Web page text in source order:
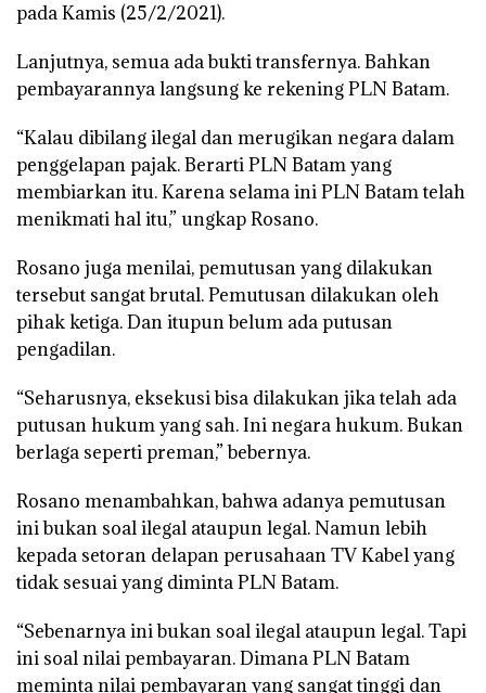
pada Kamis (25/2/2021).
Lanjutnya, semua ada bukti transfernya. Bahkan
pembayarannya langsung ke rekening PLN Batam.
“Kalau dibilang ilegal dan merugikan negara dalam
penggelapan pajak. Berarti PLN Batam yang
membiarkan itu. Karena selama ini PLN Batam telah
menikmati hal itu,” ungkap Rosano.
Rosano juga menilai, pemutusan yang dilakukan
tersebut sangat brutal. Pemutusan dilakukan oleh
pihak ketiga. Dan itupun belum ada putusan
pengadilan.
“Seharusnya, eksekusi bisa dilakukan jika telah ada
putusan hukum yang sah. Ini negara hukum. Bukan
berlaga seperti preman,” bebernya.
Rosano menambahkan, bahwa adanya pemutusan
ini bukan soal ilegal ataupun legal. Namun lebih
kepada setoran delapan perusahaan TV Kabel yang
tidak sesuai yang diminta PLN Batam.
“Sebenarnya ini bukan soal ilegal ataupun legal. Tapi
ini soal nilai pembayaran. Dimana PLN Batam
meminta nilai pembayaran yang sangat tinggi dan